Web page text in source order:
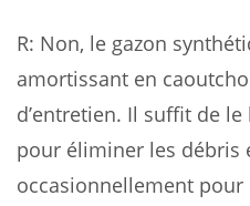
R: Non, le gazon
amortissant en
d’entretien. Il suffit de
pour éliminer les débris
occasionnellement